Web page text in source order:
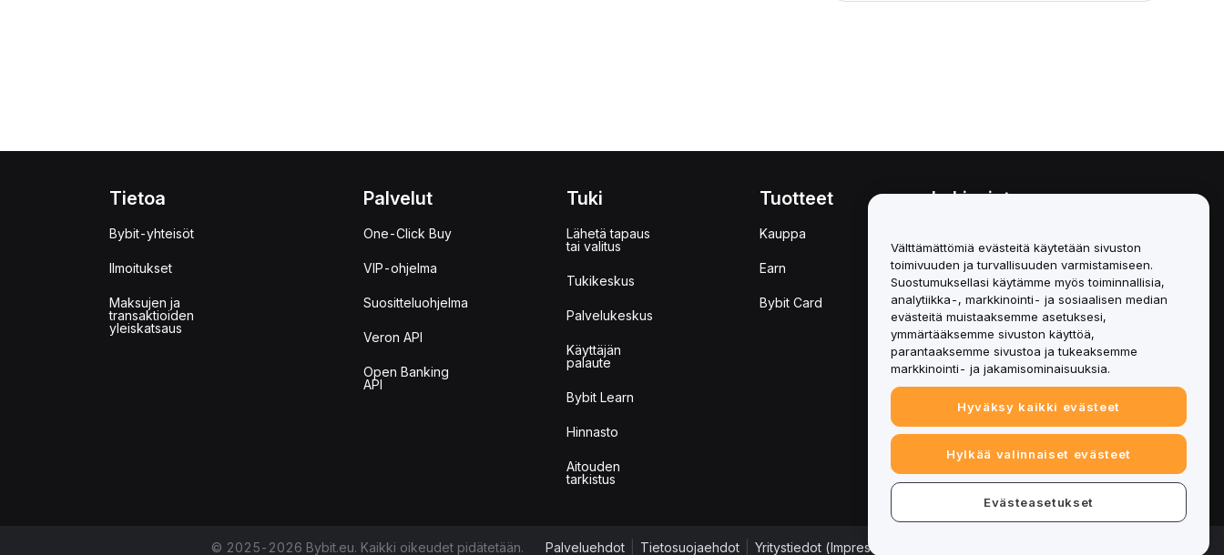
Tietoa
Bybit-yhteisöt
Ilmoitukset
Maksujen ja
transaktioiden
yleiskatsaus
Palvelut
One-Click Buy
VIP-ohjelma
Suositteluohjelma
Veron API
Open Banking
API
Tuki
Lähetä tapaus
tai valitus
Tukikeskus
Palvelukeskus
Käyttäjän
palaute
Bybit Learn
Hinnasto
Aitouden
tarkistus
Tuotteet
Kauppa
Earn
Bybit Card
Lakiasiat
Yhteenveto säilytys- ja
hallinnointikäytännöstä
ESG-tiedot
Crypto-Asset White Papers
© 2025-2026 Bybit.eu. Kaikki oikeudet pidätetään. Palveluehdot Tietosuojaehdot Yritystiedot (Impressum)
Välttämättömiä evästeitä käytetään sivuston
toimivuuden ja turvallisuuden varmistamiseen.
Suostumuksellasi käytämme myös toiminnallisia,
analytiikka-, markkinointi- ja sosiaalisen median
evästeitä muistaaksemme asetuksesi,
ymmärtääksemme sivuston käyttöä,
parantaaksemme sivustoa ja tukeaksemme
markkinointi- ja jakamisominaisuuksia.
Hyväksy kaikki evästeet
Hylkää valinnaiset evästeet
Evästeasetukset